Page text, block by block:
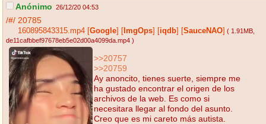
Anónimo 26/12/20 04:53
/#/ 20785
160895843315.mp4 Google ImgOps iqdb SauceNAO ( 1.91MB
de11cafbbef97678eb5e02d00a4099da.mp4 )
>>20757
>>20759
Ay anoncito, tienes suerte, siempre me
ha gustado encontrar el origen de los
archivos de la web. Es como si
necesitara llegar al fondo del asunto.
Creo que es mi careto más autista.